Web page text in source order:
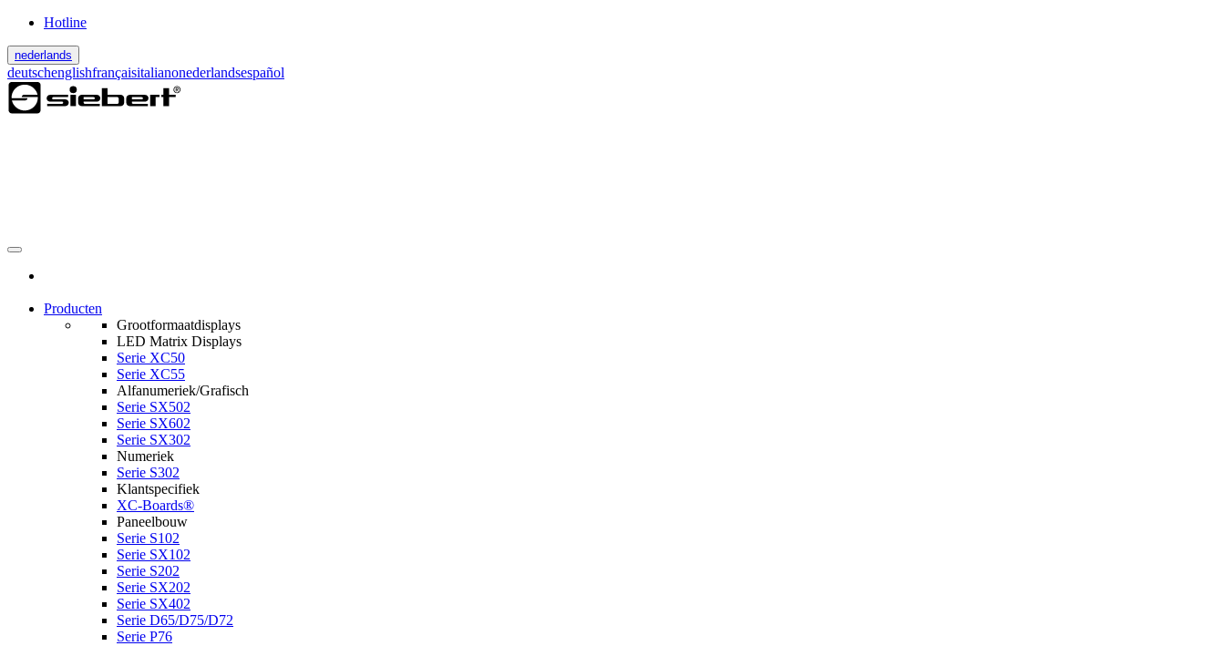
Hotline
nederlands
deutschenglishfrançaisitalianonederlandsespañol
Producten
Grootformaatdisplays
LED Matrix Displays
Serie XC50
Serie XC55
Alfanumeriek/Grafisch
Serie SX502
Serie SX602
Serie SX302
Numeriek
Serie S302
Klantspecifiek
XC-Boards®
Paneelbouw
Serie S102
Serie SX102
Serie S202
Serie SX202
Serie SX402
Serie D65/D75/D72
Serie P76